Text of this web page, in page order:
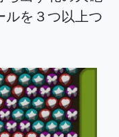
ルを３つ以上つ